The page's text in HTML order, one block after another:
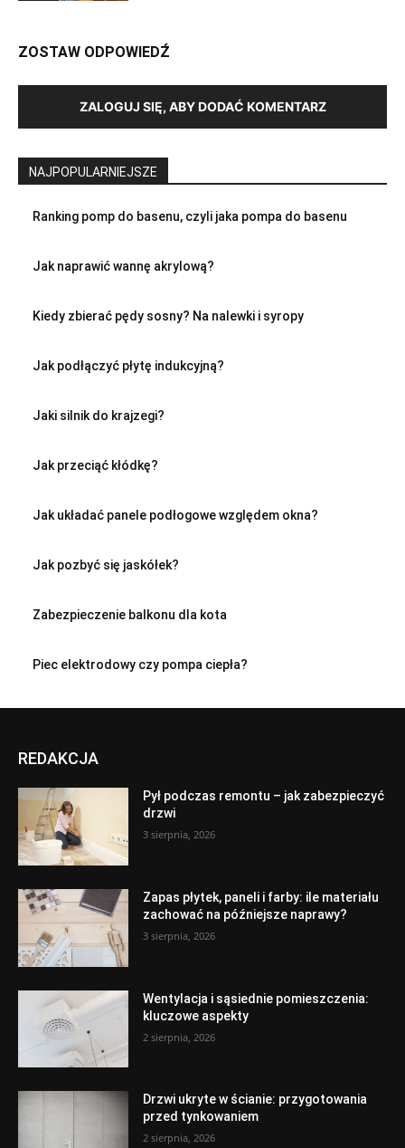
ZOSTAW ODPOWIEDŹ
ZALOGUJ SIĘ, ABY DODAĆ KOMENTARZ
NAJPOPULARNIEJSZE
Ranking pomp do basenu, czyli jaka pompa do basenu
Jak naprawić wannę akrylową?
Kiedy zbierać pędy sosny? Na nalewki i syropy
Jak podłączyć płytę indukcyjną?
Jaki silnik do krajzegi?
Jak przeciąć kłódkę?
Jak układać panele podłogowe względem okna?
Jak pozbyć się jaskółek?
Zabezpieczenie balkonu dla kota
Piec elektrodowy czy pompa ciepła?
REDAKCJA
Pył podczas remontu – jak zabezpieczyć
drzwi
3 sierpnia, 2026
Zapas płytek, paneli i farby: ile materiału
zachować na późniejsze naprawy?
3 sierpnia, 2026
Wentylacja i sąsiednie pomieszczenia:
kluczowe aspekty
2 sierpnia, 2026
Drzwi ukryte w ścianie: przygotowania
przed tynkowaniem
2 sierpnia, 2026